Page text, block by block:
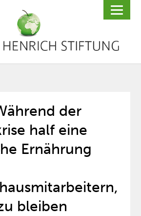
der
half eine
Ernährung
bleiben